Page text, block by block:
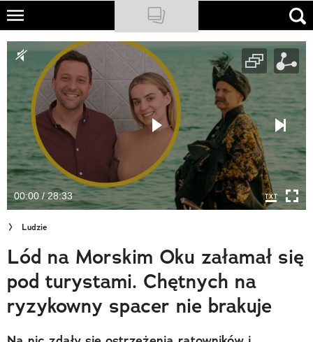
Skip
main
content
NATIONAL GEOGRAPHIC
TRAVELER
PODCASTY
Sklep
Newsletter
Cuda Polski
Wielki Konkurs Fotograficzny
Trendbook Podróżniczy
Polecane
00:00 / 28:33
Ludzie
Lód na Morskim Oku załamał się
pod turystami. Chętnych na
ryzykowny spacer nie brakuje